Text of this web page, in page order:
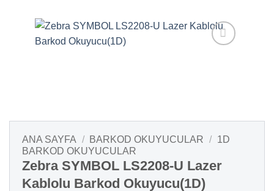
ANA SAYFA / BARKOD OKUYUCULAR / 1D
BARKOD OKUYUCULAR
Zebra SYMBOL LS2208-U Lazer
Kablolu Barkod Okuyucu(1D)